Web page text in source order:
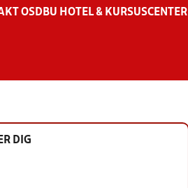
OS DBU HOTEL & KURSUSCENTER
DIG